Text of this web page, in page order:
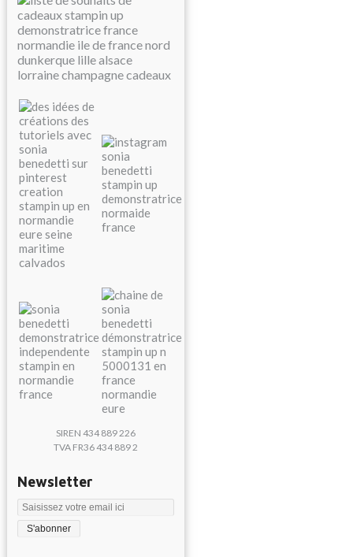
SIREN 434 889 226
TVA FR36 434 889 2
Newsletter